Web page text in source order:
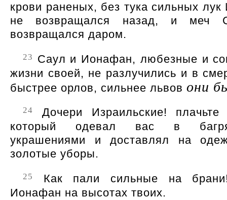
крови раненых, без тука сильных
не возвращался назад, и меч
возвращался даром.
23
Саул и Ионафан, любезные и
жизни своей, не разлучились и в
быстрее орлов, сильнее львов они
24
Дочери Израильские!
который одевал вас в
украшениями и доставлял на
золотые уборы.
25
Как пали сильные на
Ионафан на высотах твоих.